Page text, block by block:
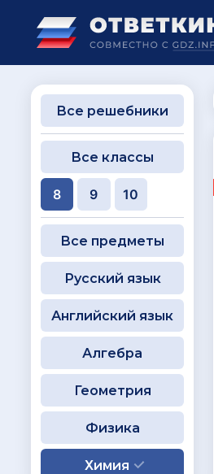
Все решебники
Все классы
8 9 10
Все предметы
Русский язык
Английский язык
Алгебра
Геометрия
Физика
Химия